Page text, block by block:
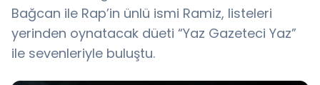
Bağcan ile Rap’in ünlü ismi Ramiz, listeleri
yerinden oynatacak düeti “Yaz Gazeteci Yaz”
ile sevenleriyle buluştu.